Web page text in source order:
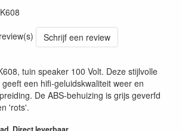
Schrijf een review
tuin speaker 100 Volt. Deze stijlvolle
een hifi-geluidskwaliteit weer en
De ABS-behuizing is grijs geverfd
'rots'.